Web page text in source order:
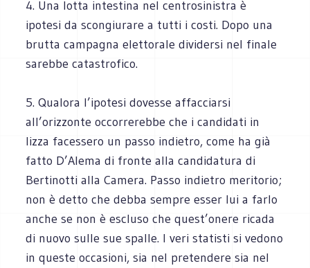
4. Una lotta intestina nel centrosinistra è
ipotesi da scongiurare a tutti i costi. Dopo una
brutta campagna elettorale dividersi nel finale
sarebbe catastrofico.
5. Qualora l’ipotesi dovesse affacciarsi
all’orizzonte occorrerebbe che i candidati in
lizza facessero un passo indietro, come ha già
fatto D’Alema di fronte alla candidatura di
Bertinotti alla Camera. Passo indietro meritorio;
non è detto che debba sempre esser lui a farlo
anche se non è escluso che quest’onere ricada
di nuovo sulle sue spalle. I veri statisti si vedono
in queste occasioni, sia nel pretendere sia nel